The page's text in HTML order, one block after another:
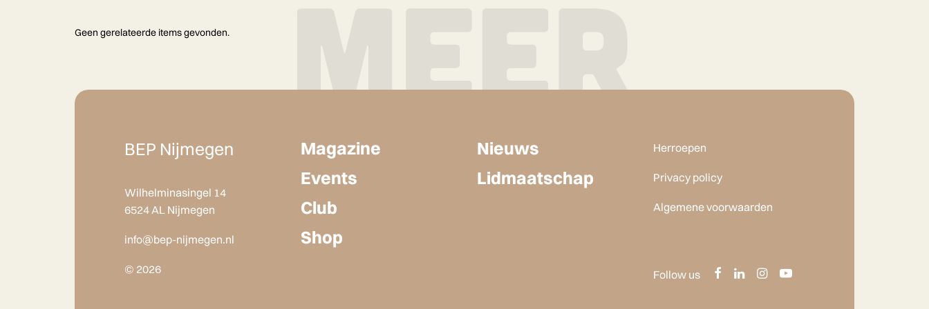
Geen gerelateerde items gevonden.
BEP Nijmegen
Wilhelminasingel 14
6524 AL Nijmegen
info@bep-nijmegen.nl
© 2026
Magazine
Events
Club
Shop
Nieuws
Lidmaatschap
Herroepen
Privacy policy
Algemene voorwaarden